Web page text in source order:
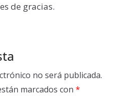
de gracias.
no será publicada.
marcados con *